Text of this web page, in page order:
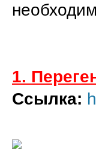
1.
Ссылка: